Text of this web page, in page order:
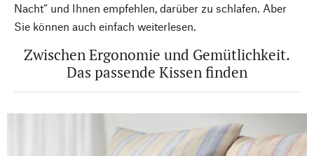
Nacht“ und Ihnen empfehlen, darüber zu schlafen. Aber
Sie können auch einfach weiterlesen.
Zwischen Ergonomie und Gemütlichkeit.
Das passende Kissen finden